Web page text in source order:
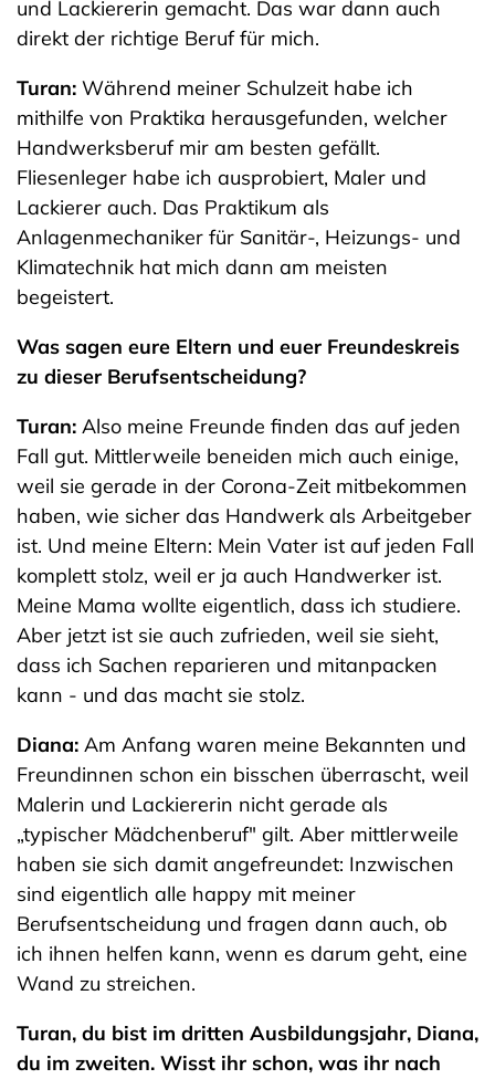
und Lackiererin gemacht. Das war dann auch
direkt der richtige Beruf für mich.
Turan: Während meiner Schulzeit habe ich
mithilfe von Praktika herausgefunden, welcher
Handwerksberuf mir am besten gefällt.
Fliesenleger habe ich ausprobiert, Maler und
Lackierer auch. Das Praktikum als
Anlagenmechaniker für Sanitär-, Heizungs- und
Klimatechnik hat mich dann am meisten
begeistert.
Was sagen eure Eltern und euer Freundeskreis
zu dieser Berufsentscheidung?
Turan: Also meine Freunde finden das auf jeden
Fall gut. Mittlerweile beneiden mich auch einige,
weil sie gerade in der Corona-Zeit mitbekommen
haben, wie sicher das Handwerk als Arbeitgeber
ist. Und meine Eltern: Mein Vater ist auf jeden Fall
komplett stolz, weil er ja auch Handwerker ist.
Meine Mama wollte eigentlich, dass ich studiere.
Aber jetzt ist sie auch zufrieden, weil sie sieht,
dass ich Sachen reparieren und mitanpacken
kann - und das macht sie stolz.
Diana: Am Anfang waren meine Bekannten und
Freundinnen schon ein bisschen überrascht, weil
Malerin und Lackiererin nicht gerade als
„typischer Mädchenberuf" gilt. Aber mittlerweile
haben sie sich damit angefreundet: Inzwischen
sind eigentlich alle happy mit meiner
Berufsentscheidung und fragen dann auch, ob
ich ihnen helfen kann, wenn es darum geht, eine
Wand zu streichen.
Turan, du bist im dritten Ausbildungsjahr, Diana,
du im zweiten. Wisst ihr schon, was ihr nach